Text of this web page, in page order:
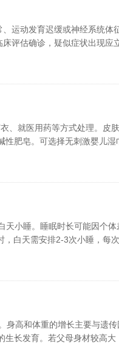
运动发育迟缓或神经系统体
评估确诊，疑似症状出现应
、就医用药等方式处理。皮
肥皂。可选择无刺激婴儿湿
小睡。睡眠时长可能因个
白天需安排2-3次小睡，每次
高和体重的增长主要与遗
长发育。若父母身材较高大